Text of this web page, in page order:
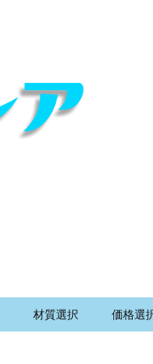
材質選択 価格選